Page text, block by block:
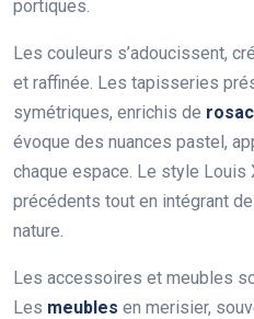
portiques.
Les couleurs s’adoucissent,
et raffinée. Les tapisseries
symétriques, enrichis de
évoque des nuances pastel,
chaque espace. Le style Louis
précédents tout en intégrant
nature.
Les accessoires et meubles
Les meubles en merisier,